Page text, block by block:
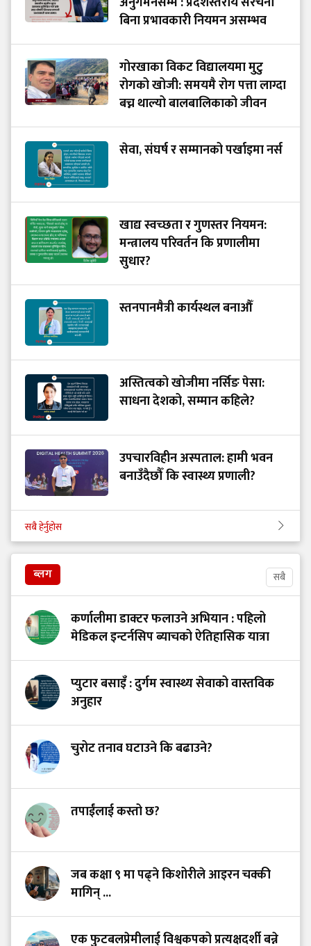
बिना प्रभावकारी नियमन असम्भव
गोरखाका विकट विद्यालयमा मुटु
रोगको खोजी: समयमै रोग पत्ता लाग्दा
बच्न थाल्यो बालबालिकाको जीवन
सेवा, संघर्ष र सम्मानको पर्खाइमा नर्स
खाद्य स्वच्छता र गुणस्तर नियमन:
मन्त्रालय परिवर्तन कि प्रणालीमा
सुधार?
स्तनपानमैत्री कार्यस्थल बनाऔँ
अस्तित्वको खोजीमा नर्सिङ पेसा:
साधना देशको, सम्मान कहिले?
उपचारविहीन अस्पताल: हामी भवन
बनाउँदैछौँ कि स्वास्थ्य प्रणाली?
सबै हेर्नुहोस
ब्लग सबै
कर्णालीमा डाक्टर फलाउने अभियान : पहिलो
मेडिकल इन्टर्नसिप ब्याचको ऐतिहासिक यात्रा
प्युटार बसाइँ : दुर्गम स्वास्थ्य सेवाको वास्तविक
अनुहार
चुरोट तनाव घटाउने कि बढाउने?
तपाईंलाई कस्तो छ?
जब कक्षा ९ मा पढ्ने किशोरीले आइरन चक्की
मागिन् ...
एक फुटबलप्रेमीलाई विश्वकपको प्रत्यक्षदर्शी बन्ने